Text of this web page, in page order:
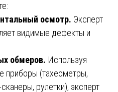
осмотр. Эксперт
видимые дефекты и
обмеров. Используя
приборы (тахеометры,
рулетки), эксперт